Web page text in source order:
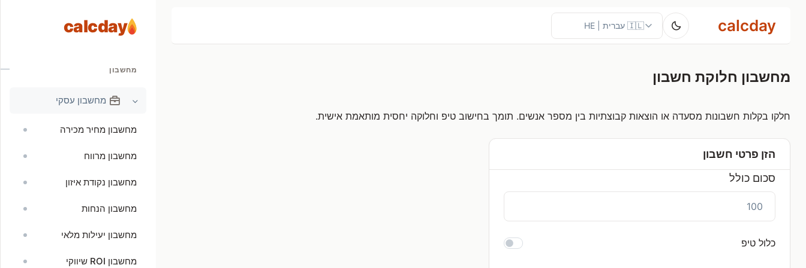
calcday
מחשבון
מחשבון עסקי
מחשבון מחיר מכירה
מחשבון מרווח
מחשבון נקודת איזון
מחשבון הנחות
מחשבון יעילות מלאי
מחשבון ROI שיווקי
calcday
מחשבון חלוקת חשבון
חלקו בקלות חשבונות מסעדה או הוצאות קבוצתיות בין מספר אנשים. תומך בחישוב טיפ וחלוקה יחסית מותאמת אישית.
הזן פרטי חשבון
סכום כולל
כלול טיפ